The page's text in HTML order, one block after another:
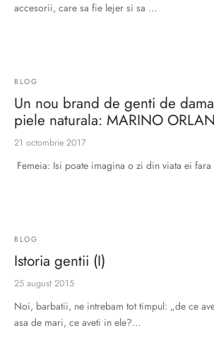
accesorii, care sa fie lejer si sa …
BLOG
Un nou brand de genti de
piele naturala: MARINO
21 octombrie 2017
Femeia: Isi poate imagina o zi din viata ei
BLOG
Istoria gentii (I)
25 august 2015
Noi, barbatii, ne intrebam tot timpul: „de ce
asa de mari, ce aveti in ele?…